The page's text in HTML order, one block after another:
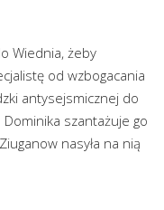
Wiednia, żeby
od wzbogacania
antysejsmicznej do
szantażuje go
nasyła na nią